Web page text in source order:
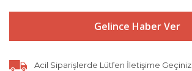
Gelince Haber Ver
Acil Siparişlerde Lütfen İletişime Geçiniz